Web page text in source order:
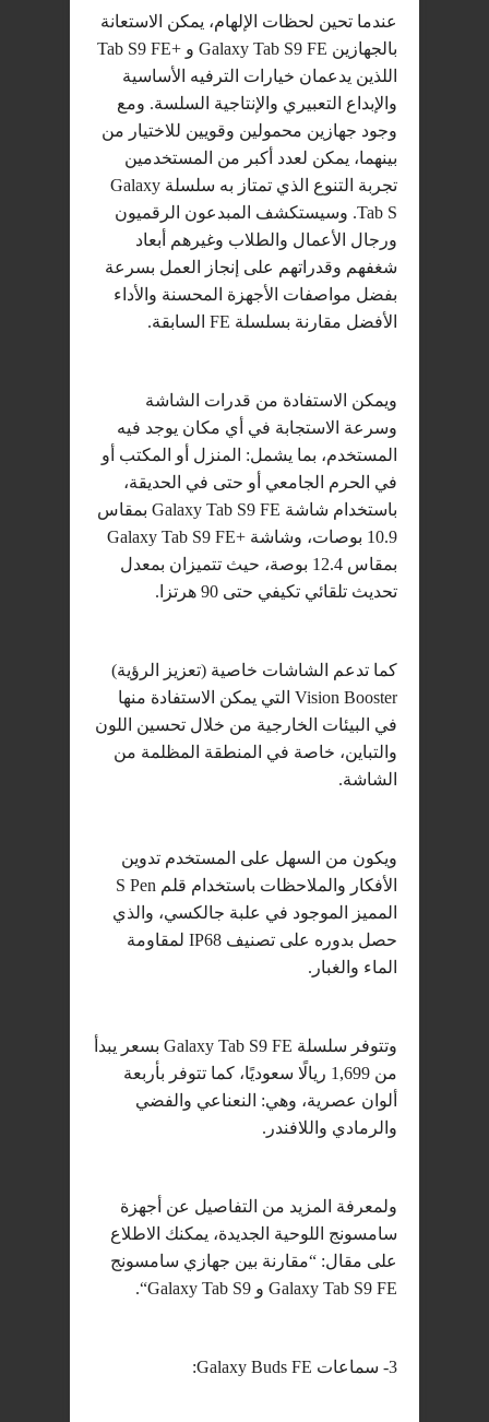
عندما تحين لحظات الإلهام، يمكن الاستعانة
بالجهازين Galaxy Tab S9 FE و +Tab S9 FE
اللذين يدعمان خيارات الترفيه الأساسية
والإبداع التعبيري والإنتاجية السلسة. ومع
وجود جهازين محمولين وقويين للاختيار من
بينهما، يمكن لعدد أكبر من المستخدمين
تجربة التنوع الذي تمتاز به سلسلة Galaxy
Tab S. وسيستكشف المبدعون الرقميون
ورجال الأعمال والطلاب وغيرهم أبعاد
شغفهم وقدراتهم على إنجاز العمل بسرعة
بفضل مواصفات الأجهزة المحسنة والأداء
الأفضل مقارنة بسلسلة FE السابقة.
ويمكن الاستفادة من قدرات الشاشة
وسرعة الاستجابة في أي مكان يوجد فيه
المستخدم، بما يشمل: المنزل أو المكتب أو
في الحرم الجامعي أو حتى في الحديقة،
باستخدام شاشة Galaxy Tab S9 FE بمقاس
10.9 بوصات، وشاشة +Galaxy Tab S9 FE
بمقاس 12.4 بوصة، حيث تتميزان بمعدل
تحديث تلقائي تكيفي حتى 90 هرتزا.
كما تدعم الشاشات خاصية (تعزيز الرؤية)
Vision Booster التي يمكن الاستفادة منها
في البيئات الخارجية من خلال تحسين اللون
والتباين، خاصة في المنطقة المظلمة من
الشاشة.
ويكون من السهل على المستخدم تدوين
الأفكار والملاحظات باستخدام قلم S Pen
المميز الموجود في علبة جالكسي، والذي
حصل بدوره على تصنيف IP68 لمقاومة
الماء والغبار.
وتتوفر سلسلة Galaxy Tab S9 FE بسعر يبدأ
من 1,699 ريالًا سعوديًا، كما تتوفر بأربعة
ألوان عصرية، وهي: النعناعي والفضي
والرمادي واللافندر.
ولمعرفة المزيد من التفاصيل عن أجهزة
سامسونج اللوحية الجديدة، يمكنك الاطلاع
على مقال: “مقارنة بين جهازي سامسونج
Galaxy Tab S9 FE و Galaxy Tab S9“.
3- سماعات Galaxy Buds FE: